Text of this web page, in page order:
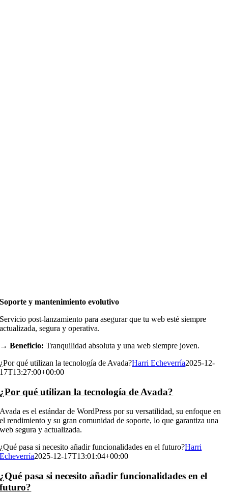
Soporte y mantenimiento evolutivo
Servicio post-lanzamiento para asegurar que tu web esté siempre
actualizada, segura y operativa.
→ Beneficio: Tranquilidad absoluta y una web siempre joven.
¿Por qué utilizan la tecnología de Avada?Harri Echeverría2025-12-
17T13:27:00+00:00
¿Por qué utilizan la tecnología de Avada?
Avada es el estándar de WordPress por su versatilidad, su enfoque en
el rendimiento y su gran comunidad de soporte, lo que garantiza una
web segura y actualizada.
¿Qué pasa si necesito añadir funcionalidades en el futuro?Harri
Echeverría2025-12-17T13:01:04+00:00
¿Qué pasa si necesito añadir funcionalidades en el
futuro?